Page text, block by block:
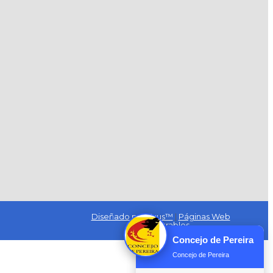
Diseñado por Exus™ | Páginas Web
Administrables